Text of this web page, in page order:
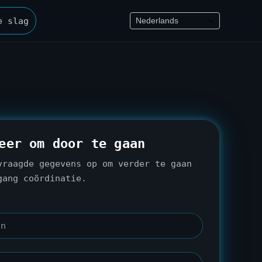
slag
om door te gaan
gegevens op om verder te gaan
coördinatie.